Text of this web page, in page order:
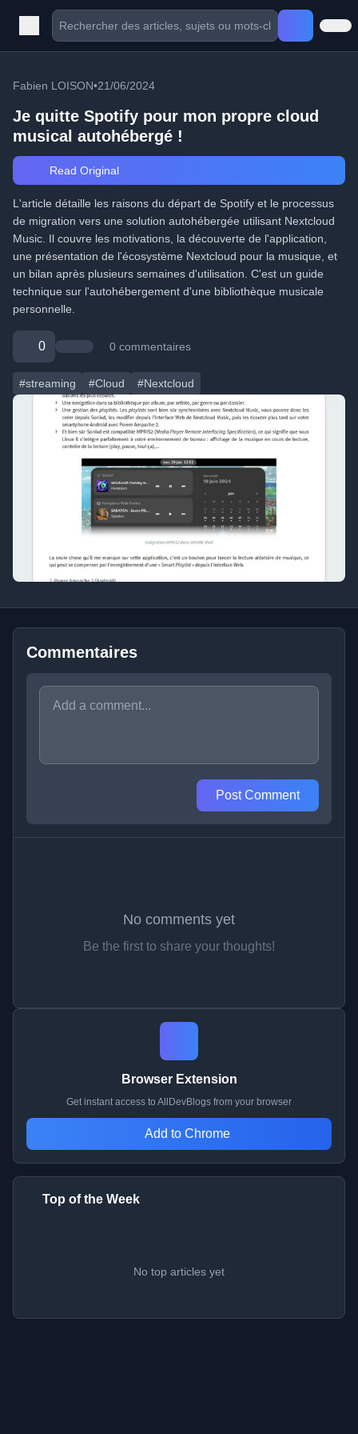
Fabien LOISON•21/06/2024
Je quitte Spotify pour mon propre cloud
musical autohébergé !
Read Original
L'article détaille les raisons du départ de Spotify et le processus
de migration vers une solution autohébergée utilisant Nextcloud
Music. Il couvre les motivations, la découverte de l'application,
une présentation de l'écosystème Nextcloud pour la musique, et
un bilan après plusieurs semaines d'utilisation. C'est un guide
technique sur l'autohébergement d'une bibliothèque musicale
personnelle.
0 0 commentaires
#streaming #Cloud #Nextcloud
Commentaires
Post Comment
No comments yet
Be the first to share your thoughts!
Browser Extension
Get instant access to AllDevBlogs from your browser
Add to Chrome
Top of the Week
No top articles yet